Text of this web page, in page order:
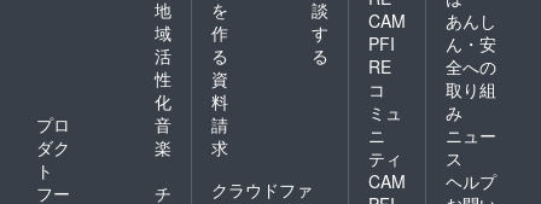
地
域
活
性
化
プロ
ダク
ト
音
楽
フー
チ
を
作
る
談
す
る
資
料
請
求
クラウドファ
CAM
PFI
RE
コ
ミュ
ニ
ティ
CAM
あんし
ん・安
全への
取り組
み
ニュー
ス
ヘルプ